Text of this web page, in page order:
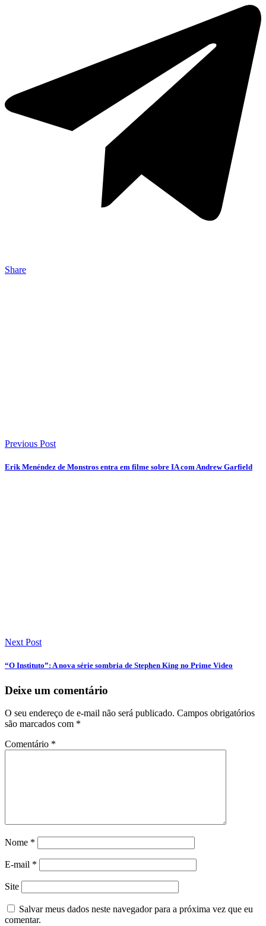
Share
Previous Post
Erik Menéndez de Monstros entra em filme sobre IA com Andrew Garfield
Next Post
“O Instituto”: A nova série sombria de Stephen King no Prime Video
Deixe um comentário
O seu endereço de e-mail não será publicado. Campos obrigatórios
são marcados com *
Comentário *
Nome *
E-mail *
Site
Salvar meus dados neste navegador para a próxima vez que eu
comentar.